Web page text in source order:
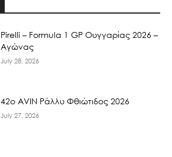
Pirelli – Formula 1 GP Ουγγαρίας 2026 –
Αγώνας
July 28, 2026
42ο AVIN Ράλλυ Φθιώτιδος 2026
July 27, 2026